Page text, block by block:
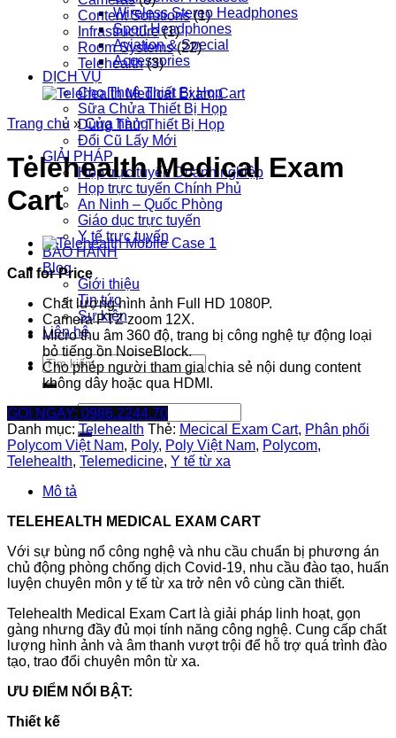
Wireless Stereo Headphones
Sport Headphones
Aviation & Special
Accessories
DỊCH VỤ
Cho Thuê Thiết Bị Họp
Sữa Chửa Thiết Bị Họp
Dùng Thử Thiết Bị Họp
Đổi Cũ Lấy Mới
GIẢI PHÁP
Họp trực tuyến Doanh nghiệp
Họp trực tuyến Chính Phủ
An Ninh – Quốc Phòng
Giáo dục trực tuyến
Y tế trực tuyến
BẢO HÀNH
Blog
Giới thiệu
Tin tức
Sự kiện
Liên hệ
Tìm
kiếm:
Tìm
kiếm:
Content Solutions (1)
Infrastructure (1)
Room Systems (22)
Telehealth (3)
Trang chủ » Cửa hàng
Telehealth Medical Exam
Cart
Call for Price
Chất lượng hình ảnh Full HD 1080P.
Camera PTZ zoom 12X.
Micro thu âm 360 độ, trang bị công nghệ tự động loại
bỏ tiếng ồn NoiseBlock.
Cho phép người tham gia chia sẻ nội dung content
không dây hoặc qua HDMI.
GỌI NGAY: 0986.2244.70
Danh mục:Telehealth Thẻ: Mecical Exam Cart, Phân phối
Polycom Việt Nam, Poly, Poly Việt Nam, Polycom,
Telehealth, Telemedicine, Y tế từ xa
Mô tả
TELEHEALTH MEDICAL EXAM CART
Với sự bùng nổ công nghệ và nhu cầu chuẩn bị phương án
chủ động phòng chống dịch Covid-19, nhu cầu đào tạo, huấn
luyện chuyên môn y tế từ xa trở nên vô cùng cần thiết.
Telehealth Medical Exam Cart là giải pháp linh hoạt, gọn
gàng nhưng đầy đủ mọi tính năng công nghệ. Cung cấp chất
lượng hình ảnh và âm thanh vượt trội để hỗ trợ quá trình đào
tạo, trao đổi chuyên môn từ xa.
ƯU ĐIỂM NỔI BẬT:
Thiết kế